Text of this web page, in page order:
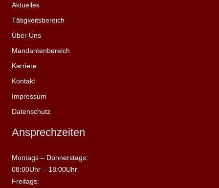
Aktuelles
Tätigkeitsbereich
Über Uns
Mandantenbereich
Karriere
Kontakt
Impressum
Datenschutz
Ansprechzeiten
Montags – Donnerstags:
08:00Uhr – 18:00Uhr
Freitags: